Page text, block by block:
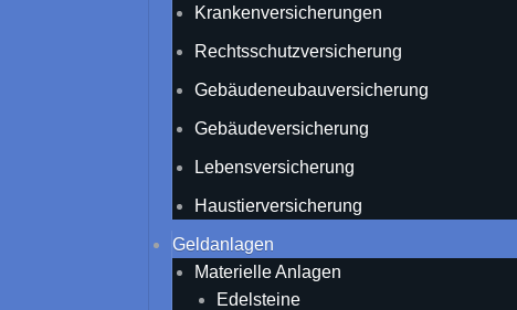
Krankenversicherungen
Rechtsschutzversicherung
Gebäudeneubauversicherung
Gebäudeversicherung
Lebensversicherung
Haustierversicherung
Geldanlagen
Materielle Anlagen
Edelsteine